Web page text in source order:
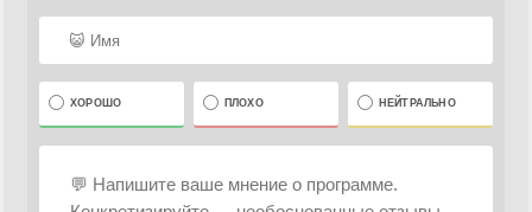
ХОРОШО ПЛОХО НЕЙТРАЛЬНО